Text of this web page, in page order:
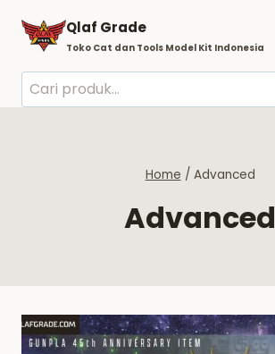
content
Qlaf Grade
Toko Cat dan Tools Model Kit Indonesia
Pencarian
untuk:
Home / Advanced
Advanced